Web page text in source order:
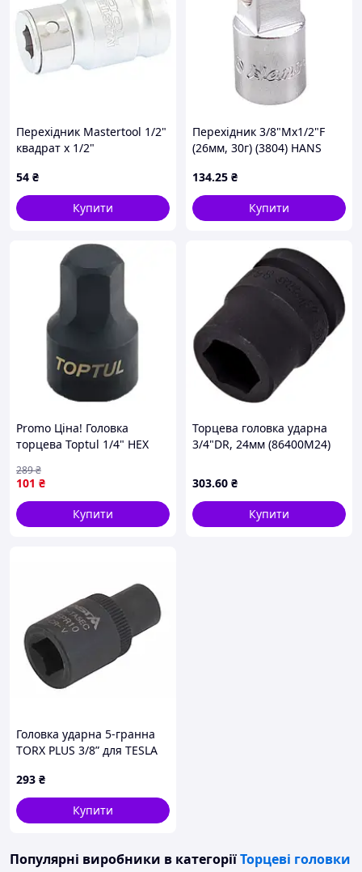
Перехідник Mastertool 1/2"
квадрат x 1/2"
0088)
54 ₴
Купити
Перехідник 3/8"Мx1/2"F
(26мм, 30г) (3804) HANS
134.25 ₴
Купити
Promo Ціна! Головка
торцева Toptul 1/4" HEX
тільки на ZaGrosh.com.ua
101 ₴
289₴
Купити
Торцева головка ударна
3/4"DR, 24мм (86400M24)
303.60 ₴
Купити
Головка ударна 5-гранна
TORX PLUS 3/8” для TESLA
293 ₴
Купити
Популярні виробники в категоріїТорцеві головки